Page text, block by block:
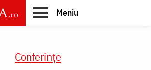
Meniu
Conferințe